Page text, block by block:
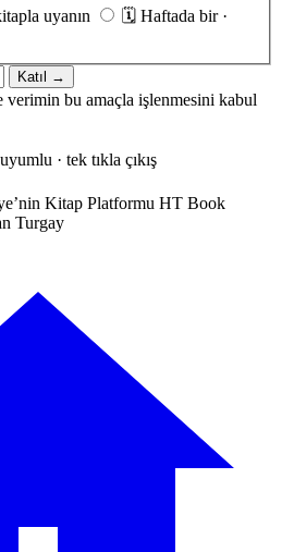
uyanın 🗓 Haftada bir ·
Katıl →
verimin bu amaçla işlenmesini kabul
· tek tıkla çıkış
Kitap Platformu HT Book
Turgay